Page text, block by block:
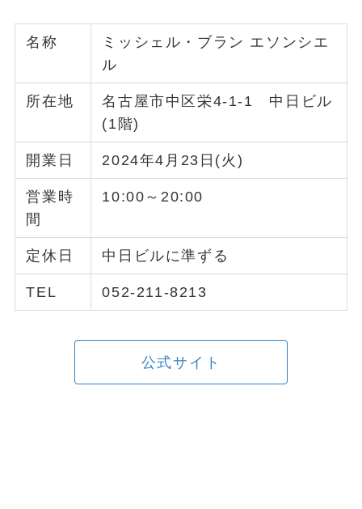
名称
ミッシェル・ブラン エソンシエ
ル
所在地
名古屋市中区栄4-1-1 中日ビル
(1階)
開業日 2024年4月23日(火)
営業時
間
10:00～20:00
定休日 中日ビルに準ずる
TEL 052-211-8213
公式サイト